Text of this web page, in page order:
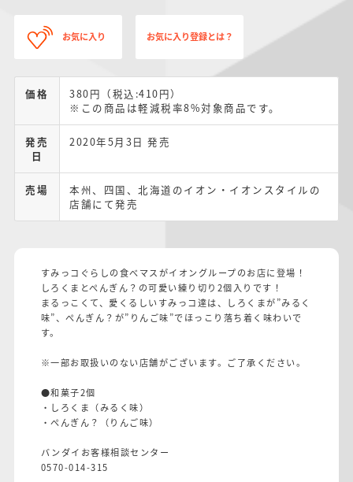
お気に入り お気に入り登録とは？
価格
380円（税込:410円）
※この商品は軽減税率8%対象商品です。
発売
日
2020年5月3日 発売
売場
本州、四国、北海道のイオン・イオンスタイルの
店舗にて発売
すみっコぐらしの食べマスがイオングループのお店に登場！
しろくまとぺんぎん？の可愛い練り切り2個入りです！
まるっこくて、愛くるしいすみっコ達は、しろくまが”みるく
味”、ぺんぎん？が”りんご味”でほっこり落ち着く味わいで
す。
※一部お取扱いのない店舗がございます。ご了承ください。
●和菓子2個
・しろくま（みるく味）
・ぺんぎん？（りんご味）
バンダイお客様相談センター
0570-014-315